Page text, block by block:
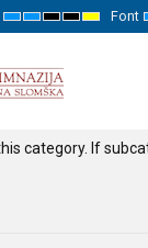
Default
mode
Night
mode
High
Contrast
mode
High
Contrast
High
Contrast
Font
category. If